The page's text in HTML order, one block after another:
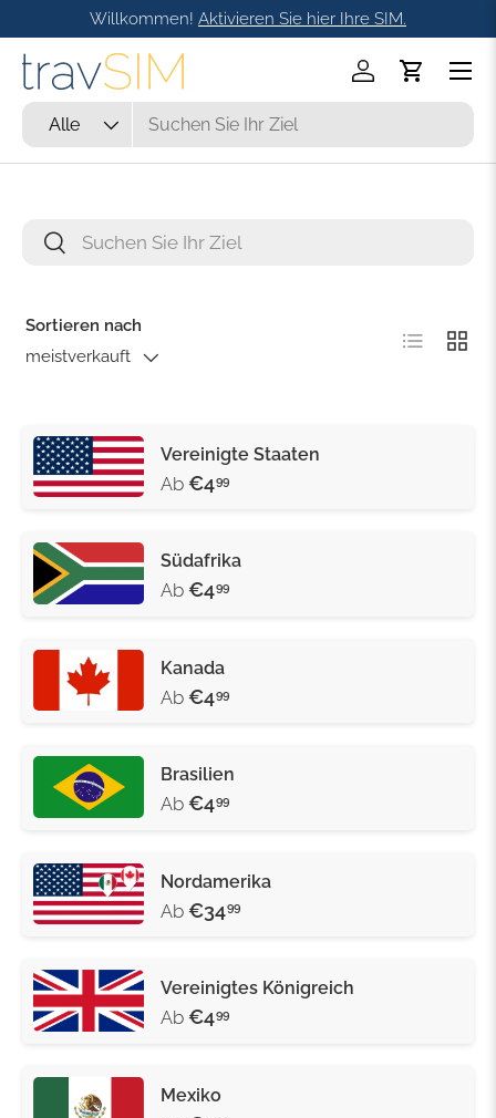
Direkt zum Inhalt
Willkommen! Aktivieren Sie hier Ihre SIM.
Suchen
Art
Alle
Einloggen
Menü
Suchen
Suchen
Sortieren nach
meistverkauft
Vereinigte Staaten
Ab €499
Südafrika
Ab €499
Kanada
Ab €499
Brasilien
Ab €499
Nordamerika
Ab €3499
Vereinigtes Königreich
Ab €499
Mexiko